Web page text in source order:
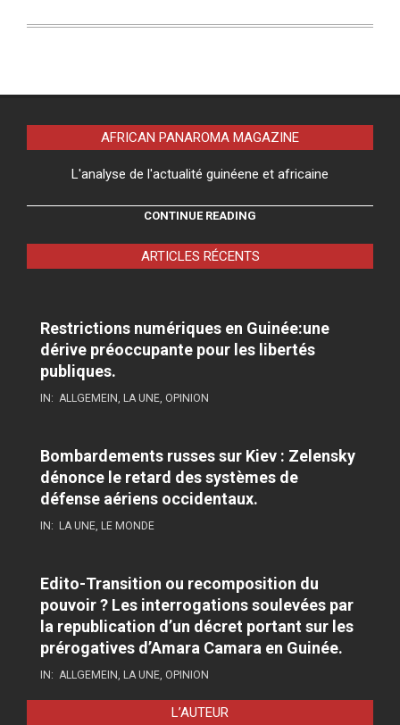
AFRICAN PANAROMA MAGAZINE
L'analyse de l'actualité guinéene et africaine
CONTINUE READING
ARTICLES RÉCENTS
Restrictions numériques en Guinée:une
dérive préoccupante pour les libertés
publiques.
IN: ALLGEMEIN LA UNE OPINION
Bombardements russes sur Kiev : Zelensky
dénonce le retard des systèmes de
défense aériens occidentaux.
IN: LA UNE LE MONDE
Edito-Transition ou recomposition du
pouvoir ? Les interrogations soulevées par
la republication d’un décret portant sur les
prérogatives d’Amara Camara en Guinée.
IN: ALLGEMEIN LA UNE OPINION
L’AUTEUR